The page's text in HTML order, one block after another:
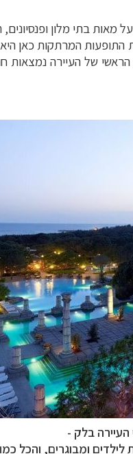
מאות בתי מלון
המרתקות כאן היא
של העיירה נמצאות